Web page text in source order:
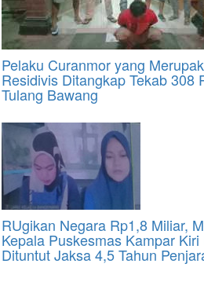
Pelaku Curanmor yang
Residivis Ditangkap Tekab 308
Tulang Bawang
RUgikan Negara Rp1,8 Miliar,
Kepala Puskesmas Kampar Kiri
Dituntut Jaksa 4,5 Tahun